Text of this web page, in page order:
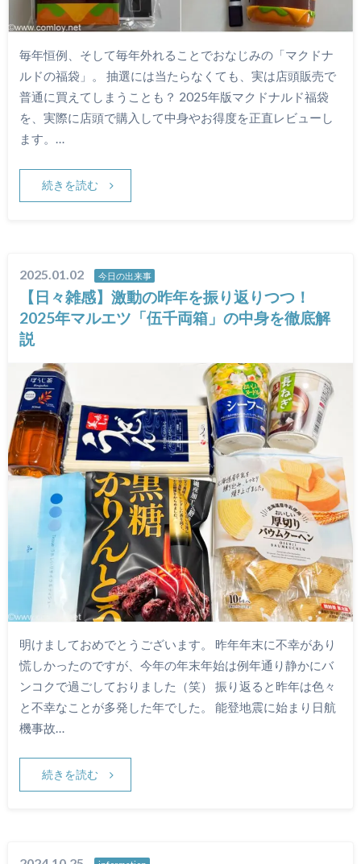
毎年恒例、そして毎年外れることでおなじみの「マクドナ
ルドの福袋」。 抽選には当たらなくても、実は店頭販売で
普通に買えてしまうことも？ 2025年版マクドナルド福袋
を、実際に店頭で購入して中身やお得度を正直レビューし
ます。…
続きを読む
2025.01.02 今日の出来事
【日々雑感】激動の昨年を振り返りつつ！
2025年マルエツ「伍千両箱」の中身を徹底解
説
明けましておめでとうございます。 昨年年末に不幸があり
慌しかったのですが、今年の年末年始は例年通り静かにバ
ンコクで過ごしておりました（笑） 振り返ると昨年は色々
と不幸なことが多発した年でした。 能登地震に始まり日航
機事故…
続きを読む